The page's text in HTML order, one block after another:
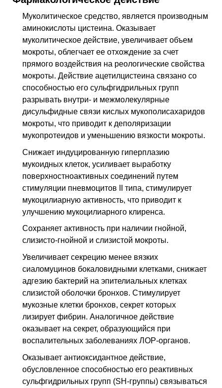
J85.1Абсцесс легкого с пневмонией
J98.1Легочный коллапс
Диагностика заболеваний органов дыхания
R09.3Мокрота
Z98.8Другие уточненные послехирургические
состояния
Z100*КЛАСС XXII Хирургическая практика
Муколитическое средство, является производным
аминокислоты цистеина. Оказывает
муколитическое действие, увеличивает объем
мокроты, облегчает ее отхождение за счет
прямого воздействия на реологические свойства
мокроты. Действие ацетилцистеина связано со
способностью его сульфгидрильных групп
разрывать внутри- и межмолекулярные
дисульфидные связи кислых мукополисахаридов
мокроты, что приводит к деполяризации
мукопротеидов и уменьшению вязкости мокроты.
Снижает индуцированную гиперплазию
мукоидных клеток, усиливает выработку
поверхностноактивных соединений путем
стимуляции пневмоцитов II типа, стимулирует
мукоцилиарную активность, что приводит к
улучшению мукоцилиарного клиренса.
Сохраняет активность при наличии гнойной,
слизисто-гнойной и слизистой мокроты.
Увеличивает секрецию менее вязких
сиаломуцинов бокаловидными клетками, снижает
адгезию бактерий на эпителиальных клетках
слизистой оболочки бронхов. Стимулирует
мукозные клетки бронхов, секрет которых
лизирует фибрин. Аналогичное действие
оказывает на секрет, образующийся при
воспалительных заболеваниях ЛОР-органов.
Оказывает антиоксидантное действие,
обусловленное способностью его реактивных
сульфгидрильных групп (SH-группы) связываться